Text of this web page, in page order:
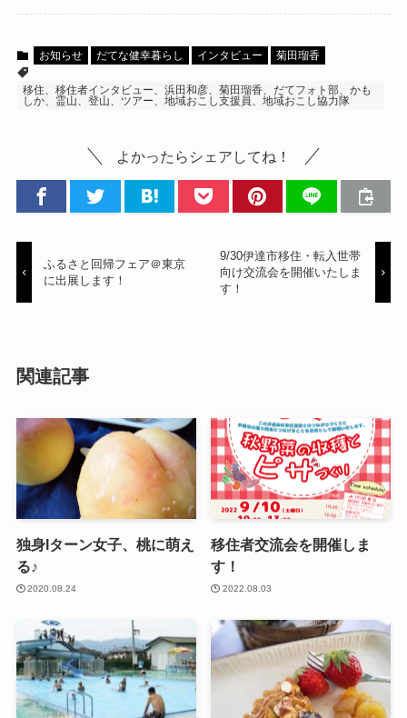
お知らせ だてな健幸暮らし インタビュー 菊田瑠香
移住、移住者インタビュー、浜田和彦、菊田瑠香、だてフォト部、かも
しか、霊山、登山、ツアー、地域おこし支援員、地域おこし協力隊
よかったらシェアしてね！
ふるさと回帰フェア＠東京
に出展します！
9/30伊達市移住・転入世帯
向け交流会を開催いたしま
す！
関連記事
独身Iターン女子、桃に萌え
る♪
2020.08.24
移住者交流会を開催しま
す！
2022.08.03